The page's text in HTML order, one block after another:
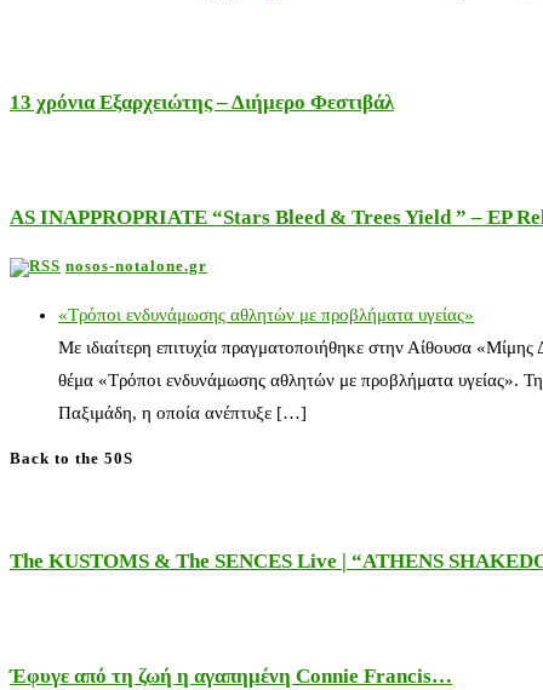
13 χρόνια Εξαρχειώτης – Διήμερο Φεστιβάλ
AS INAPPROPRIATE “Stars Bleed & Trees Yield ” – EP
nosos-notalone.gr
«Τρόποι ενδυνάμωσης αθλητών με προβλήματα υγείας»
Με ιδιαίτερη επιτυχία πραγματοποιήθηκε στην Αίθουσα
θέμα «Τρόποι ενδυνάμωσης αθλητών με προβλήματα υγείας».
Παξιμάδη, η οποία ανέπτυξε […]
Back to the 50S
The KUSTOMS & The SENCES Live | “ATHENS
Έφυγε από τη ζωή η αγαπημένη Connie Francis…